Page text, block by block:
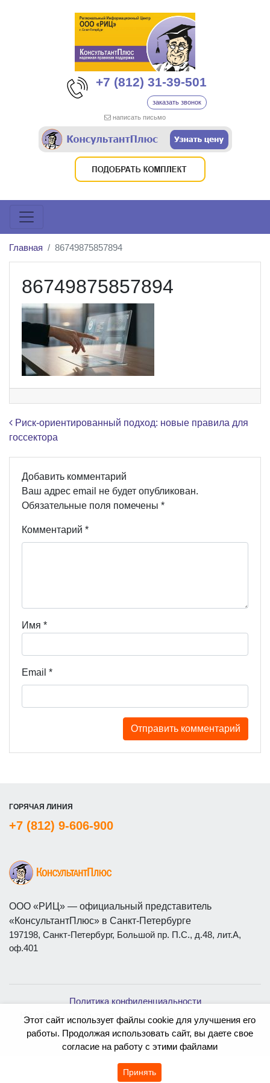
+7 (812) 31-39-501
заказать звонок
написать письмо
Главная 86749875857894
86749875857894
Навигация по записям
Риск-ориентированный подход: новые правила для
госсектора
Добавить комментарий
Ваш адрес email не будет опубликован.
Обязательные поля помечены *
Комментарий *
Имя *
Email *
ГОРЯЧАЯ ЛИНИЯ
+7 (812) 9-606-900
ООО «РИЦ» — официальный представитель
«КонсультантПлюс» в Санкт-Петербурге
197198, Санкт-Петербург, Большой пр. П.С., д.48, лит.А,
оф.401
Политика конфиденциальности
На сайте используются бесплатные изображения с
ресурсаMagnific
Этот сайт использует файлы cookie для улучшения его
работы. Продолжая использовать сайт, вы даете свое
согласие на работу с этими файлами
Принять